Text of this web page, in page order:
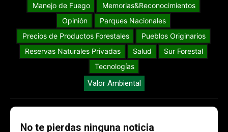
Manejo de Fuego
Memorias&Reconocimientos
Opinión
Parques Nacionales
Precios de Productos Forestales
Pueblos Originarios
Reservas Naturales Privadas
Salud
Sur Forestal
Tecnologías
Valor Ambiental
No te pierdas ninguna noticia